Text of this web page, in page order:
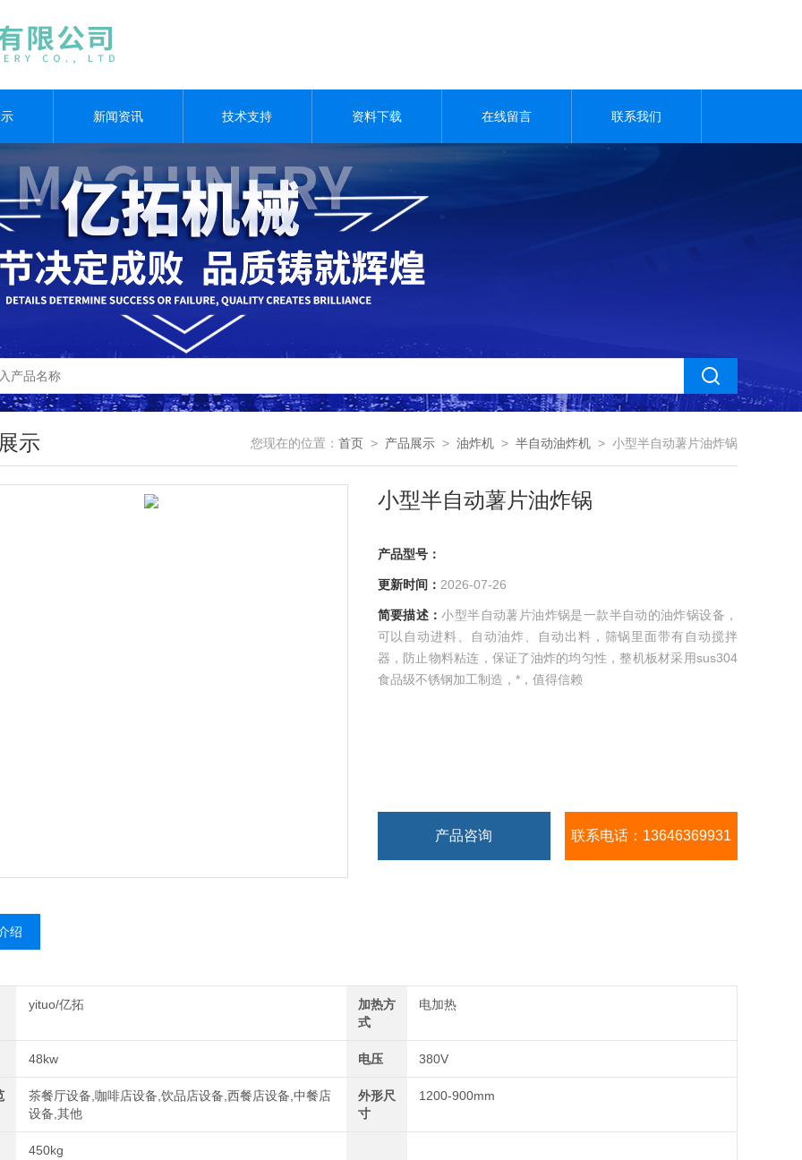
新闻资讯 技术支持 资料下载 在线留言 联系我们
示 您现在的位置： 首页 > 产品展示 > 油炸机 > 半自动油炸机 > 小型半自动薯片油炸锅
小型半自动薯片油炸锅
产品型号：
更新时间： 2026-07-26
简要描述：小型半自动薯片油炸锅是一款半自动的油炸锅设备，
可以自动进料、自动油炸、自动出料，筛锅里面带有自动搅拌
器，防止物料粘连，保证了油炸的均匀性，整机板材采用sus304
食品级不锈钢加工制造，*，值得信赖
产品咨询 联系电话：13646369931
绍
yituo/亿拓
加热方
式
电加热
48kw 电压 380V
茶餐厅设备,咖啡店设备,饮品店设备,西餐店设备,中餐店
设备,其他
外形尺
寸
1200-900mm
450kg